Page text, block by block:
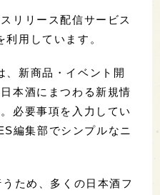
リリース配信サービス
利用しています。
、新商品・イベント開
本酒にまつわる新規情
必要事項を入力してい
編集部でシンプルなニ
ため、多くの日本酒フ